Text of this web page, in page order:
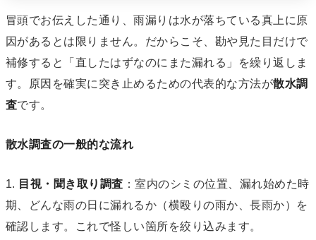
冒頭でお伝えした通り、雨漏りは水が落ちている真上に原
因があるとは限りません。だからこそ、勘や見た目だけで
補修すると「直したはずなのにまた漏れる」を繰り返しま
す。原因を確実に突き止めるための代表的な方法が散水調
査です。
散水調査の一般的な流れ
1. 目視・聞き取り調査 ：室内のシミの位置、漏れ始めた時
期、どんな雨の日に漏れるか（横殴りの雨か、長雨か）を
確認します。これで怪しい箇所を絞り込みます。